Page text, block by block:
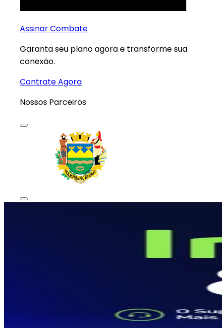
Assinar Combate
Garanta seu plano agora e transforme sua
conexão.
Contrate Agora
Nossos Parceiros